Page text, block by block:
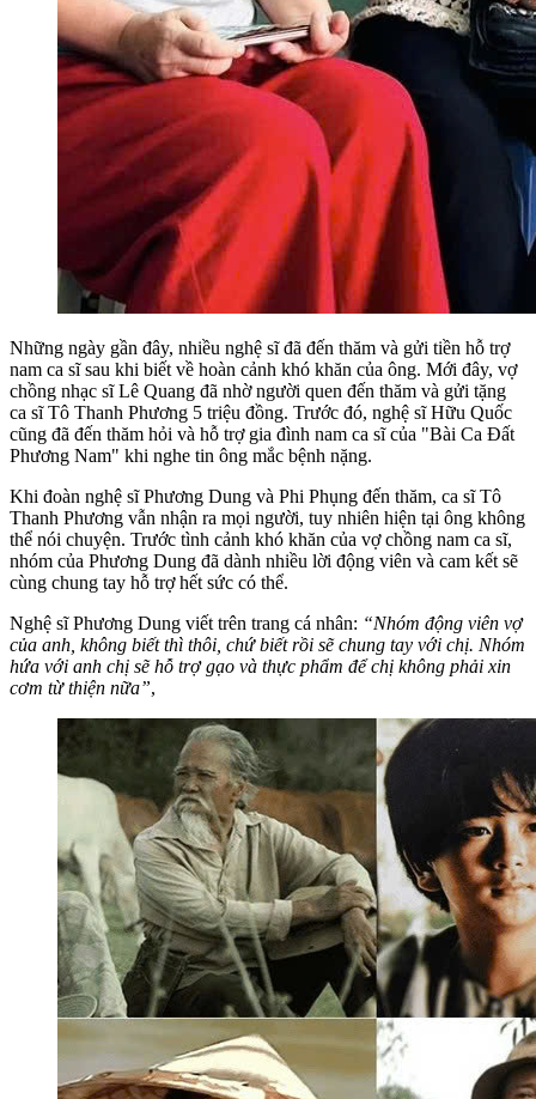
Những ngày gần đây, nhiều nghệ sĩ đã đến thăm và gửi tiền hỗ trợ
nam ca sĩ sau khi biết về hoàn cảnh khó khăn của ông. Mới đây, vợ
chồng nhạc sĩ Lê Quang đã nhờ người quen đến thăm và gửi tặng
ca sĩ Tô Thanh Phương 5 triệu đồng. Trước đó, nghệ sĩ Hữu Quốc
cũng đã đến thăm hỏi và hỗ trợ gia đình nam ca sĩ của "Bài Ca Đất
Phương Nam" khi nghe tin ông mắc bệnh nặng.
Khi đoàn nghệ sĩ Phương Dung và Phi Phụng đến thăm, ca sĩ Tô
Thanh Phương vẫn nhận ra mọi người, tuy nhiên hiện tại ông không
thể nói chuyện. Trước tình cảnh khó khăn của vợ chồng nam ca sĩ,
nhóm của Phương Dung đã dành nhiều lời động viên và cam kết sẽ
cùng chung tay hỗ trợ hết sức có thể.
Nghệ sĩ Phương Dung viết trên trang cá nhân: “Nhóm động viên vợ
của anh, không biết thì thôi, chứ biết rồi sẽ chung tay với chị. Nhóm
hứa với anh chị sẽ hỗ trợ gạo và thực phẩm để chị không phải xin
cơm từ thiện nữa”,